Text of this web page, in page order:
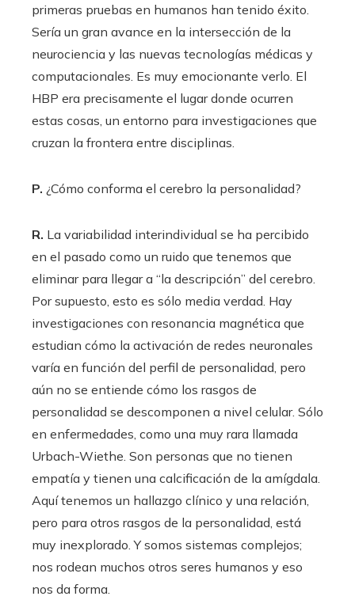
primeras pruebas en humanos han tenido éxito.
Sería un gran avance en la intersección de la
neurociencia y las nuevas tecnologías médicas y
computacionales. Es muy emocionante verlo. El
HBP era precisamente el lugar donde ocurren
estas cosas, un entorno para investigaciones que
cruzan la frontera entre disciplinas.
P. ¿Cómo conforma el cerebro la personalidad?
R. La variabilidad interindividual se ha percibido
en el pasado como un ruido que tenemos que
eliminar para llegar a “la descripción” del cerebro.
Por supuesto, esto es sólo media verdad. Hay
investigaciones con resonancia magnética que
estudian cómo la activación de redes neuronales
varía en función del perfil de personalidad, pero
aún no se entiende cómo los rasgos de
personalidad se descomponen a nivel celular. Sólo
en enfermedades, como una muy rara llamada
Urbach-Wiethe. Son personas que no tienen
empatía y tienen una calcificación de la amígdala.
Aquí tenemos un hallazgo clínico y una relación,
pero para otros rasgos de la personalidad, está
muy inexplorado. Y somos sistemas complejos;
nos rodean muchos otros seres humanos y eso
nos da forma.